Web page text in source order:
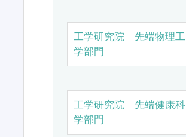
工学研究院 先端物理工
学部門
工学研究院 先端健康科
学部門